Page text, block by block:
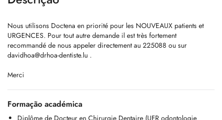
Nous utilisons Doctena en priorité pour les NOUVEAUX patients et
URGENCES. Pour tout autre demande il est très fortement
recommandé de nous appeler directement au 225088 ou sur
davidhoa@drhoa-dentiste.lu .
Merci
Formação académica
Diplôme de Docteur en Chirurgie Dentaire (UFR odontologie